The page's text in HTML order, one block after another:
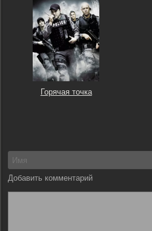
Горячая точка
Добавить комментарий